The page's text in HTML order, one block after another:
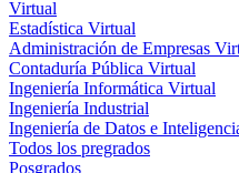
Virtual
Estadística Virtual
Administración de Empresas
Contaduría Pública Virtual
Ingeniería Informática Virtual
Ingeniería Industrial
Ingeniería de Datos e
Todos los pregrados
Posgrados